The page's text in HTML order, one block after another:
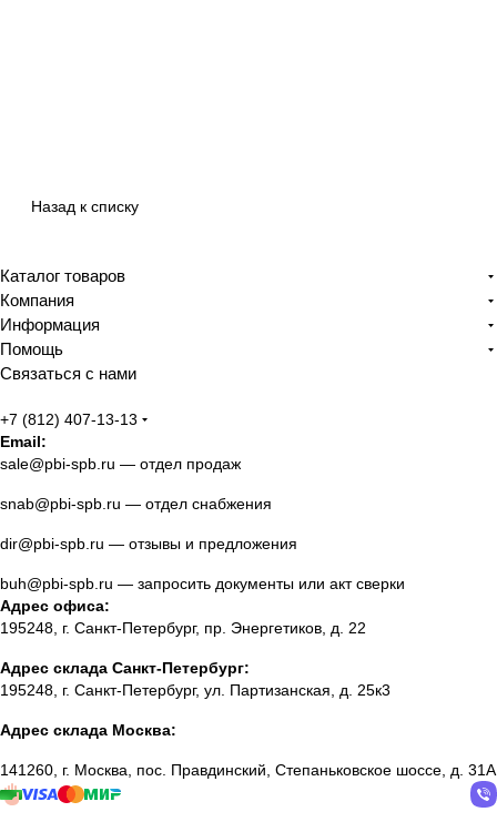
Назад к списку
Каталог товаров
Компания
Информация
Помощь
Связаться с нами
+7 (812) 407-13-13
Email:
sale@pbi-spb.ru — отдел продаж
snab@pbi-spb.ru — отдел снабжения
dir@pbi-spb.ru — отзывы и предложения
buh@pbi-spb.ru — запросить документы или акт сверки
Адрес офиса:
195248, г. Санкт-Петербург, пр. Энергетиков, д. 22
Адрес склада Санкт-Петербург:
195248, г. Санкт-Петербург, ул. Партизанская, д. 25к3
Адрес склада Москва:
141260, г. Москва, пос. Правдинский, Степаньковское шоссе, д. 31А